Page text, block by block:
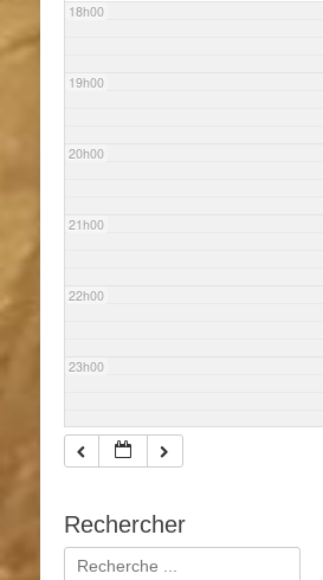
18h00
19h00
20h00
21h00
22h00
23h00
Rechercher
Rechercher :